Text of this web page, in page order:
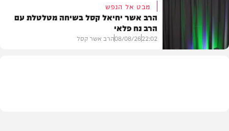
וידאו
מבט אל הנפש
הרב אשר יחיאל קסל בשיחה מטלטלת עם
הרב נח פלאי
22:02
08/08/26הרב אשר קסל